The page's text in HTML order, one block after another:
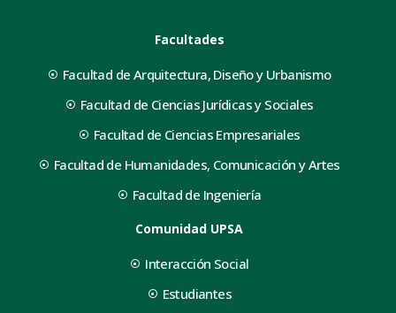
Facultades
Facultad de Arquitectura, Diseño y Urbanismo
Facultad de Ciencias Jurídicas y Sociales
Facultad de Ciencias Empresariales
Facultad de Humanidades, Comunicación y Artes
Facultad de Ingeniería
Comunidad UPSA
Interacción Social
Estudiantes